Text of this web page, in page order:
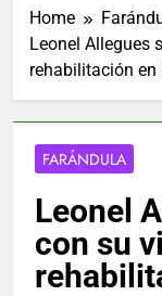
Home
Leonel Allegues
rehabilitación en
FARÁNDULA
Leonel
con su